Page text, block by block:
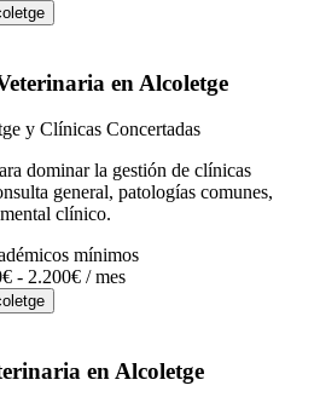
en Alcoletge
y Clínicas Concertadas
dominar la gestión de clínicas
general, patologías comunes,
clínico.
mínimos
- 2.200€ / mes
en Alcoletge